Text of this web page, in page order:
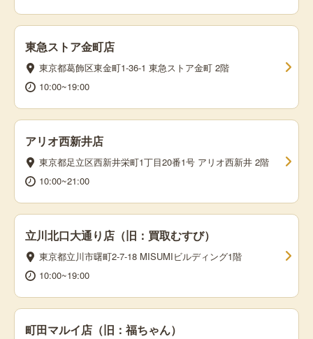
東急ストア金町店
東京都葛飾区東金町1-36-1 東急ストア金町 2階
10:00~19:00
アリオ西新井店
東京都足立区西新井栄町1丁目20番1号 アリオ西新井 2階
10:00~21:00
立川北口大通り店（旧：買取むすび）
東京都立川市曙町2-7-18 MISUMIビルディング1階
10:00~19:00
町田マルイ店（旧：福ちゃん）